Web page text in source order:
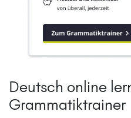
Deutsch online
Grammatiktrainer